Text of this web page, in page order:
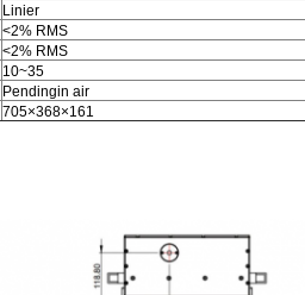
Linier
<2% RMS
<2% RMS
10~35
Pendingin air
705×368×161